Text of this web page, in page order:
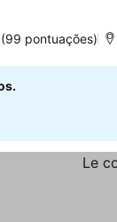
(99 pontuações)